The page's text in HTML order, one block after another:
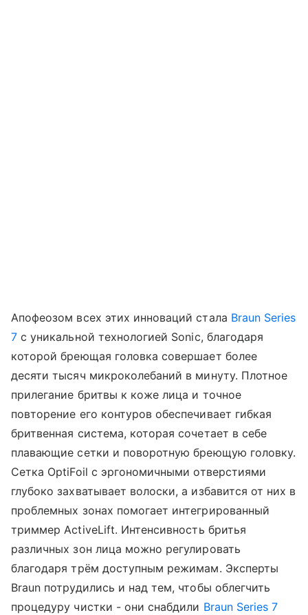
Апофеозом всех этих инноваций стала Braun Series
7 с уникальной технологией Sonic, благодаря
которой бреющая головка совершает более
десяти тысяч микроколебаний в минуту. Плотное
прилегание бритвы к коже лица и точное
повторение его контуров обеспечивает гибкая
бритвенная система, которая сочетает в себе
плавающие сетки и поворотную бреющую головку.
Сетка OptiFoil с эргономичными отверстиями
глубоко захватывает волоски, а избавится от них в
проблемных зонах помогает интегрированный
триммер ActiveLift. Интенсивность бритья
различных зон лица можно регулировать
благодаря трём доступным режимам. Эксперты
Braun потрудились и над тем, чтобы облегчить
процедуру чистки - они снабдили Braun Series 7